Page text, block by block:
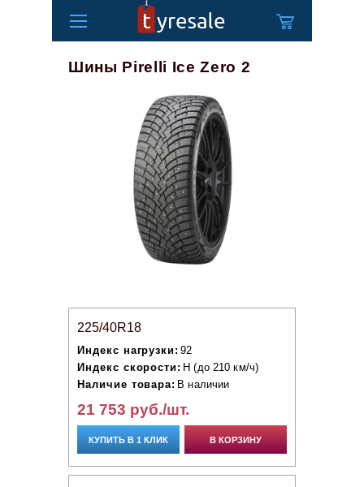
Шины Pirelli Ice Zero 2
225/40R18
Индекс нагрузки: 92
Индекс скорости: H (до 210 км/ч)
Наличие товара: В наличии
21 753 руб./шт.
КУПИТЬ В 1 КЛИК В КОРЗИНУ